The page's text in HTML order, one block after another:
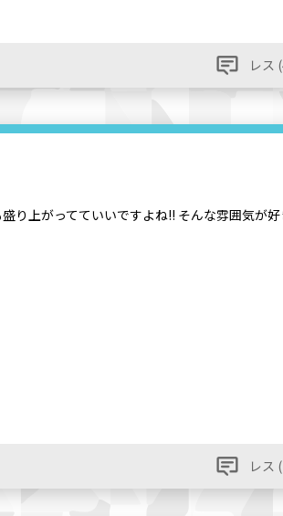
レス
り上がってていいですよね!! そんな雰囲気
レス